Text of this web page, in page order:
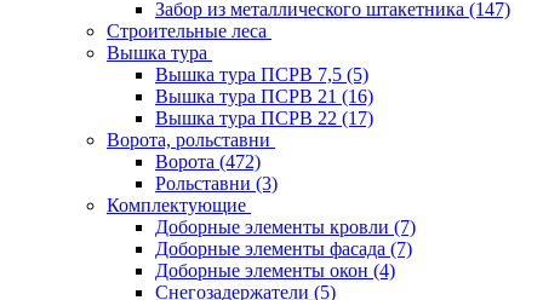
Забор из металлического штакетника (147)
Строительные леса
Вышка тура
Вышка тура ПСРВ 7,5 (5)
Вышка тура ПСРВ 21 (16)
Вышка тура ПСРВ 22 (17)
Ворота, рольставни
Ворота (472)
Рольставни (3)
Комплектующие
Доборные элементы кровли (7)
Доборные элементы фасада (7)
Доборные элементы окон (4)
Снегозадержатели (5)